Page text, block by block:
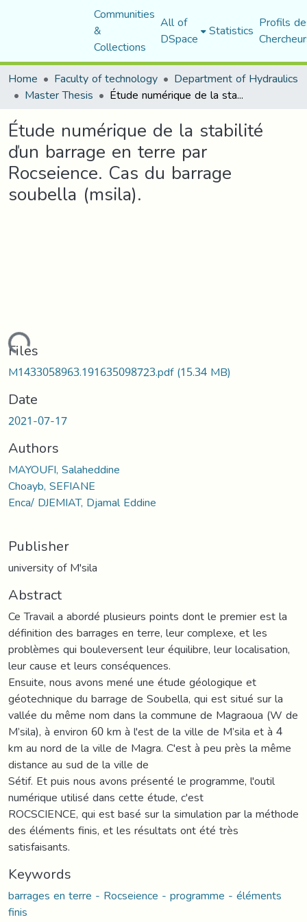
Communities
&
Collections
All of
DSpace Statistics Profils
Home
Faculty of technology Department of Hydraulics
Master Thesis Étude numérique de la stabilité ďun barrage en terre par Rocseience. Cas du barrage soubella (msila).
Étude numérique de la stabilité
ďun barrage en terre par
Rocseience. Cas du barrage
soubella (msila).
Loading...
Files
M1433058963.191635098723.pdf(15.34 MB)
Date
2021-07-17
Authors
MAYOUFI, Salaheddine
Choayb, SEFIANE
Enca/ DJEMIAT, Djamal Eddine
Publisher
university of M'sila
Abstract
Ce Travail a abordé plusieurs points dont le premier est la
définition des barrages en terre, leur complexe, et les
problèmes qui bouleversent leur équilibre, leur localisation,
leur cause et leurs conséquences.
Ensuite, nous avons mené une étude géologique et
géotechnique du barrage de Soubella, qui est situé sur la
vallée du même nom dans la commune de Magraoua (W de
M’sila), à environ 60 km à l'est de la ville de M’sila et à 4
km au nord de la ville de Magra. C'est à peu près la même
distance au sud de la ville de
Sétif. Et puis nous avons présenté le programme, l'outil
numérique utilisé dans cette étude, c'est
ROCSCIENCE, qui est basé sur la simulation par la méthode
des éléments finis, et les résultats ont été très
satisfaisants.
Keywords
barrages en terre - Rocseience - programme - éléments
finis